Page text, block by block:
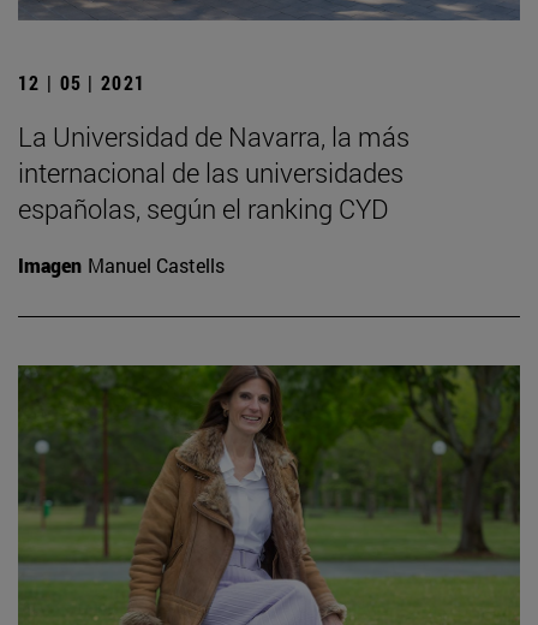
12 | 05 | 2021
La Universidad de Navarra, la más
internacional de las universidades
españolas, según el ranking CYD
Imagen Manuel Castells